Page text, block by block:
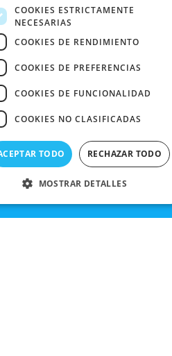
CONTACTO
COOKIES ESTRICTAMENTE
NECESARIAS
COOKIES DE RENDIMIENTO
COOKIES DE PREFERENCIAS
COOKIES DE FUNCIONALIDAD
COOKIES NO CLASIFICADAS
TODO RECHAZAR TODO
MOSTRAR DETALLES